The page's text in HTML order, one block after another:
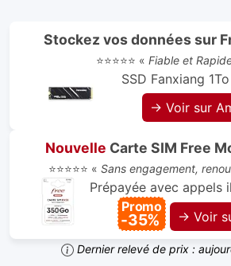
Stockez vos données sur
⭐⭐⭐⭐⭐ « Fiable et
SSD Fanxiang
→ Voir sur
Nouvelle Carte SIM Free
⭐⭐⭐⭐⭐ « Sans engagement,
Prépayée avec appels
Promo
-35% → Voir
Dernier relevé de prix :